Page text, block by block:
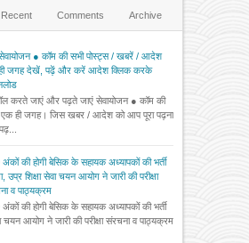
Recent Comments Archive
● कॉम की सभी पोस्ट्स / खबरें / आदेश
जगह देखें, पढ़ें और करें आदेश क्लिक करके
करते जाएं और पढ़ते जाएं सेवायोजन ● कॉम की
ही जगह। जिस खबर / आदेश को आप पूरा पढ़ना
की होगी बेसिक के सहायक अध्यापकों की भर्ती
उप्र शिक्षा सेवा चयन आयोग ने जारी की परीक्षा
व पाठ्यक्रम
की होगी बेसिक के सहायक अध्यापकों की भर्ती
चयन आयोग ने जारी की परीक्षा संरचना व पाठ्यक्रम